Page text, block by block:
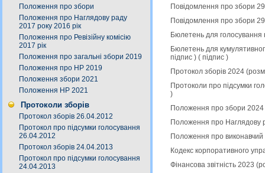
Положення про збори
Положення про Наглядову раду
2017 року 2016 рік
Положення про Ревізійну комісію
2017 рік
Положення про загальні збори 2019
Положення про НР 2019
Положення збори 2021
Положення НР 2021
Протоколи зборів
Протокол зборів 26.04.2012
Протокол про підсумки голосування
26.04.2012
Протокол зборів 24.04.2013
Протокол про підсумки голосування
24.04.2013
Повідомлення про збори
Повідомлення про збори
Бюлетень для
Бюлетень для
підпис ) ( підпис )
Протокол зборів 2024
Протоколи про підсумки
)
Положення про збори
Положення про Наглядову
Положення про
Кодекс корпоративного
Фінансова звітність 2023